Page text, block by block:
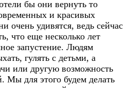
бы они вернуть то
и красивых
очень удивятся, ведь сейчас
что еще несколько лет
запустение. Людям
гулять с детьми, а
или другую возможность
Мы для этого будем делать